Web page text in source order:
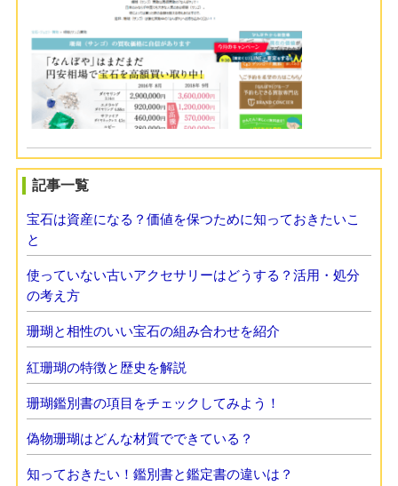
記事一覧
宝石は資産になる？価値を保つために知っておきたいこ
と
使っていない古いアクセサリーはどうする？活用・処分
の考え方
珊瑚と相性のいい宝石の組み合わせを紹介
紅珊瑚の特徴と歴史を解説
珊瑚鑑別書の項目をチェックしてみよう！
偽物珊瑚はどんな材質でできている？
知っておきたい！鑑別書と鑑定書の違いは？